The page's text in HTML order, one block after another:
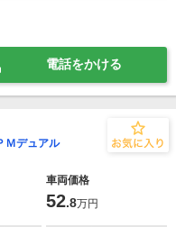
電話をかける
Ｍデュアル
車両価格
52.8万円